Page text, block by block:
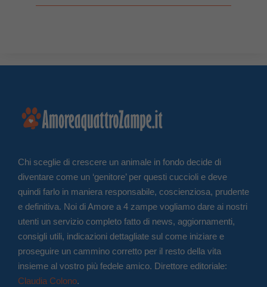
Chi sceglie di crescere un animale in fondo decide di
diventare come un ‘genitore’ per questi cuccioli e deve
quindi farlo in maniera responsabile, coscienziosa, prudente
e definitiva. Noi di Amore a 4 zampe vogliamo dare ai nostri
utenti un servizio completo fatto di news, aggiornamenti,
consigli utili, indicazioni dettagliate sul come iniziare e
proseguire un cammino corretto per il resto della vita
insieme al vostro più fedele amico. Direttore editoriale:
Claudia Colono.